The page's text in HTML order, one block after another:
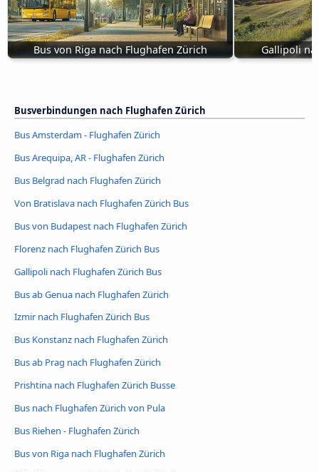
Bus von Riga nach Flughafen Zürich Gallipoli
Busverbindungen nach Flughafen Zürich
Bus Amsterdam - Flughafen Zürich
Bus Arequipa, AR - Flughafen Zürich
Bus Belgrad nach Flughafen Zürich
Von Bratislava nach Flughafen Zürich Bus
Bus von Budapest nach Flughafen Zürich
Florenz nach Flughafen Zürich Bus
Gallipoli nach Flughafen Zürich Bus
Bus ab Genua nach Flughafen Zürich
Izmir nach Flughafen Zürich Bus
Bus Konstanz nach Flughafen Zürich
Bus ab Prag nach Flughafen Zürich
Prishtina nach Flughafen Zürich Busse
Bus nach Flughafen Zürich von Pula
Bus Riehen - Flughafen Zürich
Bus von Riga nach Flughafen Zürich